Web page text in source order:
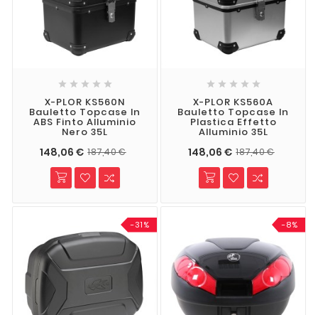
    
X-PLOR KS560N
Bauletto Topcase In
ABS Finto Alluminio
Nero 35L
148,06 € 187,40 €
    
X-PLOR KS560A
Bauletto Topcase In
Plastica Effetto
Alluminio 35L
148,06 € 187,40 €
-31% -8%